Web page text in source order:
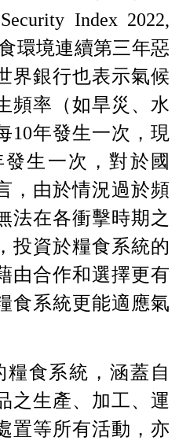
Index 2022,
環境連續第三年惡
界銀行也表示氣候
頻率（如旱災、水
10年發生一次，現
發生一次，對於國
，由於情況過於頻
法在各衝擊時期之
投資於糧食系統的
由合作和選擇更有
食系統更能適應氣
糧食系統，涵蓋自
之生產、加工、運
置等所有活動，亦